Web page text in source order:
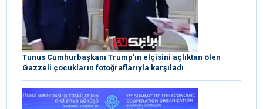
Tunus Cumhurbaşkanı Trump’ın elçisini açlıktan ölen
Gazzeli çocukların fotoğraflarıyla karşıladı